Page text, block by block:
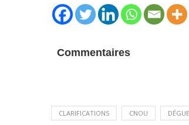
Commentaires
CLARIFICATIONS CNOU